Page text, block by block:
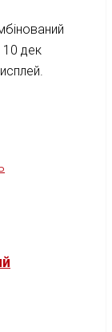
10 дек